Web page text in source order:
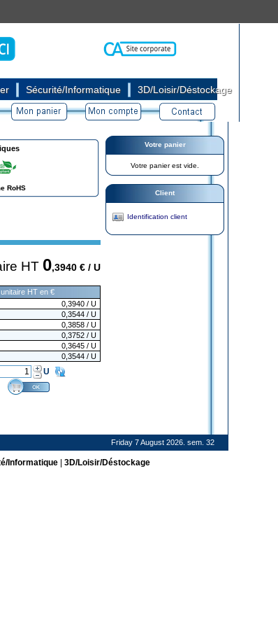
Sécurité/Informatique 3D/Loisir/Déstockage
RoHS
HT 0,3940 € / U
HT en €
0,3940 / U
0,3544 / U
0,3858 / U
0,3752 / U
0,3645 / U
0,3544 / U
U
Votre panier
Votre panier est vide.
Client
Identification client
Friday 7 August 2026. sem. 32
Informatique| 3D/Loisir/Déstockage